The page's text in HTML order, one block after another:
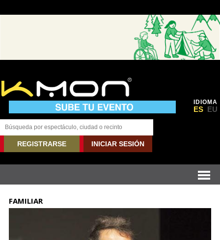
IDIOMA
ES EU
REGISTRARSE INICIAR SESIÓN
FAMILIAR